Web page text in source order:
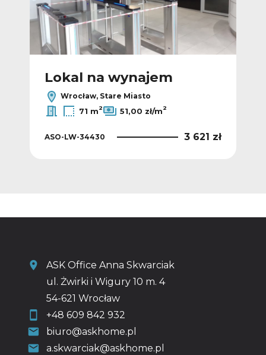
Lokal na wynajem
Wrocław, Stare Miasto
71 m2 51,00 zł/m2
ASO-LW-34430 3 621 zł
ASK Office Anna Skwarciak
ul. Żwirki i Wigury 10 m. 4
54-621 Wrocław
+48 609 842 932
biuro@askhome.pl
a.skwarciak@askhome.pl